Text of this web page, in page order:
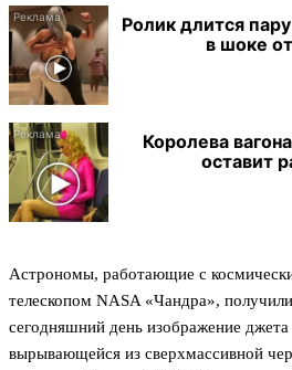
Ролик длится
в шоке
Королева
оставит
Астрономы, работающие с
телескопом NASA «Чандра»,
сегодняшний день изображение
вырывающейся из сверхмассивной